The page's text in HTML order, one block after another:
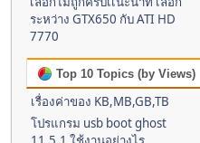
ระหว่าง GTX650 กับ ATI HD
7770
Top 10 Topics (by Views)
เรื่องค่าของ KB,MB,GB,TB
โปรแกรม usb boot ghost